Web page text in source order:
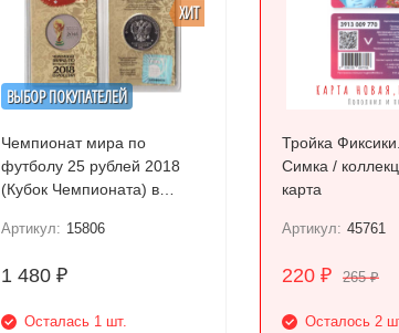
ВЫБОР ПОКУПАТЕЛЕЙ
ХИТ
Чемпионат мира по
футболу 25 рублей 2018
(Кубок Чемпионата) в
Артикул: 15806
1 480₽
Осталась 1 шт.
Тройка
Симка /
карта
Артикул: 45761
220 ₽ 265₽
Осталось 2